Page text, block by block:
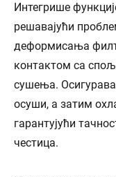
Интегрише
решавајући
деформисања
контактом са
сушења.
осуши, а затим
гарантујући
честица.